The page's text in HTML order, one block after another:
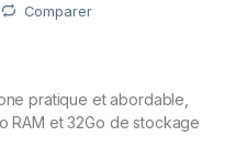
Comparer
pratique et abordable,
RAM et 32Go de stockage